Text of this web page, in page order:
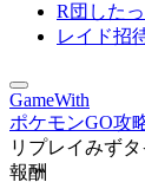
R団した
レイド招
GameWith
ポケモンGO攻
リプレイみず
報酬